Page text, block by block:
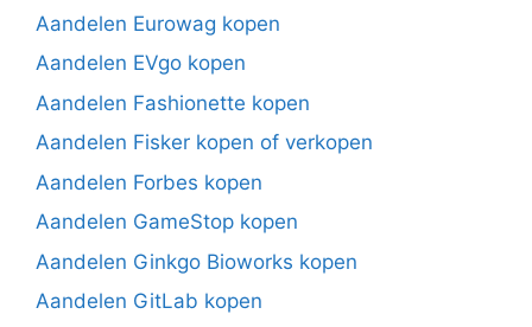
Aandelen Eurowag kopen
Aandelen EVgo kopen
Aandelen Fashionette kopen
Aandelen Fisker kopen of verkopen
Aandelen Forbes kopen
Aandelen GameStop kopen
Aandelen Ginkgo Bioworks kopen
Aandelen GitLab kopen